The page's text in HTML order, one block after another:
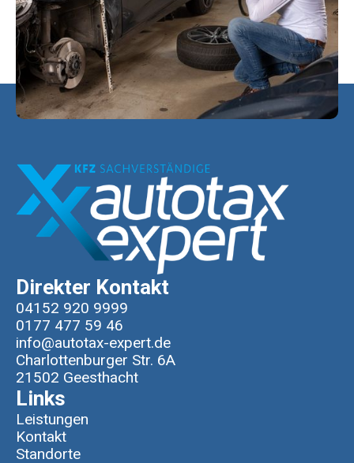
Direkter Kontakt
04152 920 9999
0177 477 59 46
info@autotax-expert.de
Charlottenburger Str. 6A
21502 Geesthacht
Links
Leistungen
Kontakt
Standorte